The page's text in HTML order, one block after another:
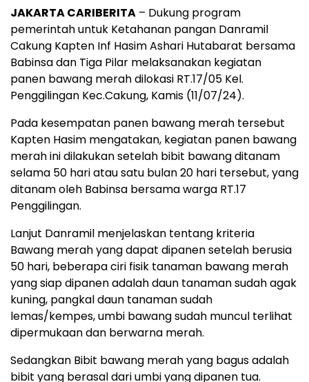
JAKARTA CARIBERITA – Dukung program
pemerintah untuk Ketahanan pangan Danramil
Cakung Kapten Inf Hasim Ashari Hutabarat bersama
Babinsa dan Tiga Pilar melaksanakan kegiatan
panen bawang merah dilokasi RT.17/05 Kel.
Penggilingan Kec.Cakung, Kamis (11/07/24).
Pada kesempatan panen bawang merah tersebut
Kapten Hasim mengatakan, kegiatan panen bawang
merah ini dilakukan setelah bibit bawang ditanam
selama 50 hari atau satu bulan 20 hari tersebut, yang
ditanam oleh Babinsa bersama warga RT.17
Penggilingan.
Lanjut Danramil menjelaskan tentang kriteria
Bawang merah yang dapat dipanen setelah berusia
50 hari, beberapa ciri fisik tanaman bawang merah
yang siap dipanen adalah daun tanaman sudah agak
kuning, pangkal daun tanaman sudah
lemas/kempes, umbi bawang sudah muncul terlihat
dipermukaan dan berwarna merah.
Sedangkan Bibit bawang merah yang bagus adalah
bibit yang berasal dari umbi yang dipanen tua.